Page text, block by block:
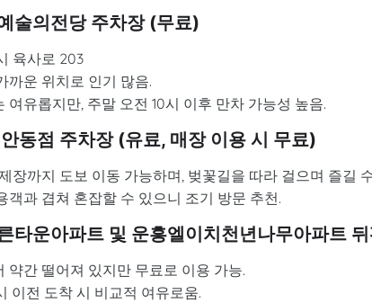
술의전당 주차장 (무료)
육사로 203
까운 위치로 인기 많음.
여유롭지만, 주말 오전 10시 이후 만차 가능성 높음.
동점 주차장 (유료, 매장 이용 시 무료)
장까지 도보 이동 가능하며, 벚꽃길을 따라 걸으며 즐길
객과 겹쳐 혼잡할 수 있으니 조기 방문 추천.
타운아파트 및 운흥엘이치천년나무아파트
약간 떨어져 있지만 무료로 이용 가능.
이전 도착 시 비교적 여유로움.